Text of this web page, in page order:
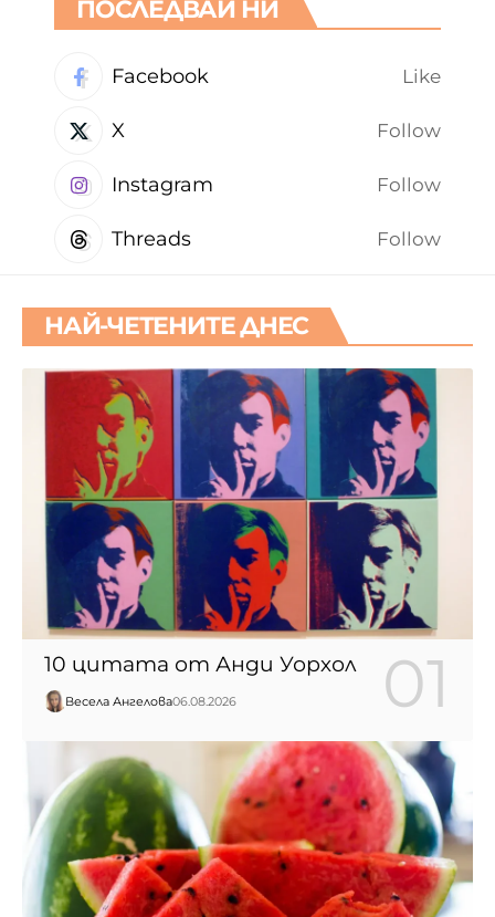
ПОСЛЕДВАЙ НИ
Facebook Like
X Follow
Instagram Follow
Threads Follow
НАЙ-ЧЕТЕНИТЕ ДНЕС
10 цитата от Анди Уорхол
Весела Ангелова06.08.2026